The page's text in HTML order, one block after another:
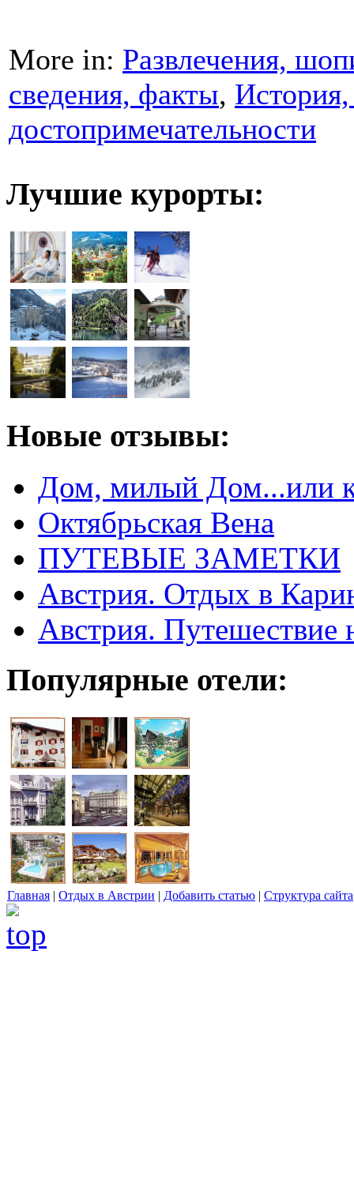
More in: Развлечения,
сведения, факты,
достопримечательности
Лучшие курорты:
Новые отзывы:
Дом, милый Дом...или
Октябрьская Вена
ПУТЕВЫЕ ЗАМЕТКИ
Австрия. Отдых в
Австрия.
Популярные отели:
Главная | Отдых в Австрии | Добавить статью | Структура сайта